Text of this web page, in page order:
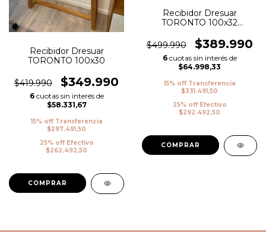
Recibidor Dresuar
TORONTO 100x30
$419.990 $349.990
6 cuotas sin interés de
$58.331,67
15% off Transferencia
$297.491,50
25% off Efectivo
$262.492,50
Recibidor Dresuar
TORONTO 100x32
$499.990
$389.990
6 cuotas sin interés de
$64.998,33
15% off Transferencia
$331.491,50
25% off Efectivo
$292.492,50